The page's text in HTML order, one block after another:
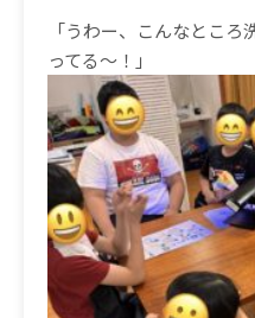
「うわー、こんなとこ
ってる〜！」